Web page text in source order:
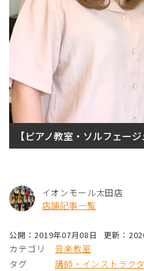
【ピアノ教室・ソルフェー
イオンモール太田店
店舗記事一覧
公開：2019年07月08日 更新：
カテゴリ
音楽教室
タグ
講師・インストラク